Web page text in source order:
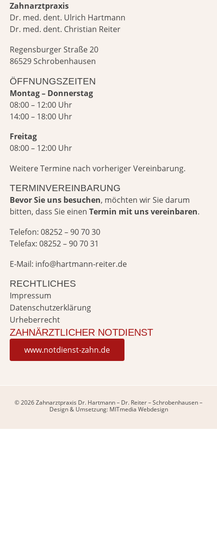
Zahnarztpraxis
Dr. med. dent. Ulrich Hartmann
Dr. med. dent. Christian Reiter
Regensburger Straße 20
86529 Schrobenhausen
ÖFFNUNGSZEITEN
Montag – Donnerstag
08:00 – 12:00 Uhr
14:00 – 18:00 Uhr
Freitag
08:00 – 12:00 Uhr
Weitere Termine nach vorheriger Vereinbarung.
TERMINVEREINBARUNG
Bevor Sie uns besuchen, möchten wir Sie darum
bitten, dass Sie einen Termin mit uns vereinbaren.
Telefon: 08252 – 90 70 30
Telefax: 08252 – 90 70 31
E-Mail:
ed.retier-nnamtrah
@ofni
RECHTLICHES
Impressum
Datenschutzerklärung
Urheberrecht
ZAHNÄRZTLICHER NOTDIENST
www.notdienst-zahn.de
© 2026 Zahnarztpraxis Dr. Hartmann – Dr. Reiter – Schrobenhausen –
Design & Umsetzung: MITmedia Webdesign